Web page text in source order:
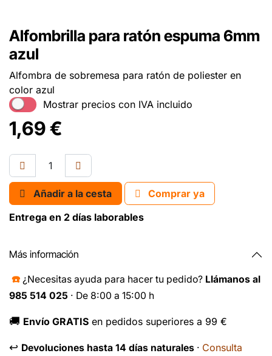
Alfombrilla para ratón espuma 6mm
azul
Alfombra de sobremesa para ratón de poliester en
color azul
Mostrar precios con IVA incluido
1,69€
Añadir a la cesta
Comprar ya
Entrega en 2 días laborables
Más información
☎️ ¿Necesitas ayuda para hacer tu pedido? Llámanos al
985 514 025 · De 8:00 a 15:00 h
🚚 Envío GRATIS en pedidos superiores a 99 €
↩️ Devoluciones hasta 14 días naturales · Consulta